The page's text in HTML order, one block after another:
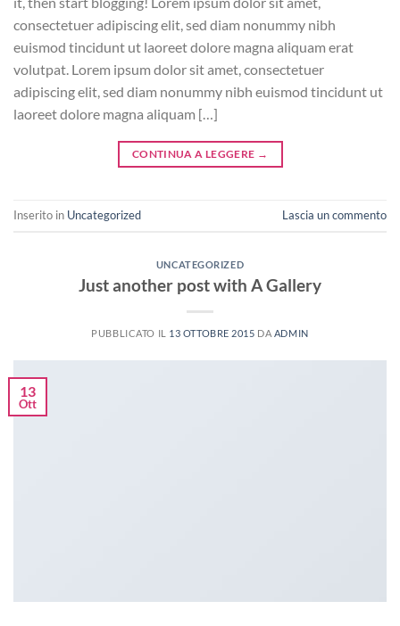
consectetuer adipiscing elit, sed diam nonummy nibh
euismod tincidunt ut laoreet dolore magna aliquam erat
volutpat. Lorem ipsum dolor sit amet, consectetuer
adipiscing elit, sed diam nonummy nibh euismod tincidunt ut
laoreet dolore magna aliquam […]
CONTINUA A LEGGERE →
Inserito in Uncategorized Lascia un commento
UNCATEGORIZED
Just another post with A Gallery
PUBBLICATO IL 13 OTTOBRE 2015 DA ADMIN
13
Ott